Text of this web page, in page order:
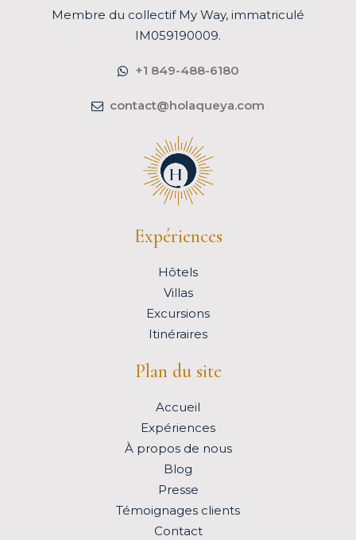
Membre du collectif My Way, immatriculé
IM059190009.
+1 849-488-6180
contact@holaqueya.com
Expériences
Hôtels
Villas
Excursions
Itinéraires
Plan du site
Accueil
Expériences
À propos de nous
Blog
Presse
Témoignages clients
Contact